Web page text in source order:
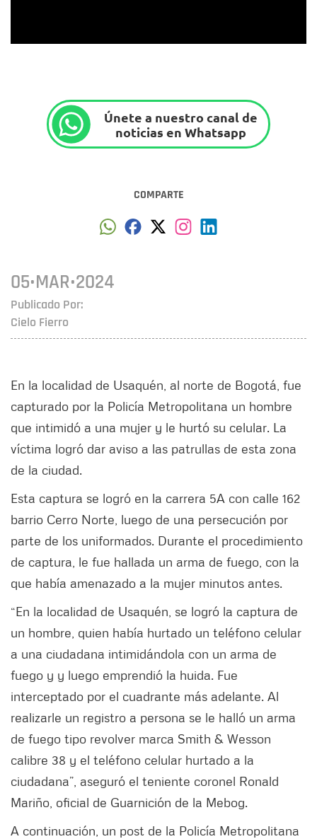
Únete a nuestro canal de
noticias en Whatsapp
COMPARTE
Publicado Por:
Cielo Fierro
05•MAR•2024
En la localidad de Usaquén, al norte de Bogotá, fue
capturado por la Policía Metropolitana un hombre
que intimidó a una mujer y le hurtó su celular. La
víctima logró dar aviso a las patrullas de esta zona
de la ciudad.
Esta captura se logró en la carrera 5A con calle 162
barrio Cerro Norte, luego de una persecución por
parte de los uniformados. Durante el procedimiento
de captura, le fue hallada un arma de fuego, con la
que había amenazado a la mujer minutos antes.
“En la localidad de Usaquén, se logró la captura de
un hombre, quien había hurtado un teléfono celular
a una ciudadana intimidándola con un arma de
fuego y y luego emprendió la huida. Fue
interceptado por el cuadrante más adelante. Al
realizarle un registro a persona se le halló un arma
de fuego tipo revolver marca Smith & Wesson
calibre 38 y el teléfono celular hurtado a la
ciudadana”, aseguró el teniente coronel Ronald
Mariño, oficial de Guarnición de la Mebog.
A continuación, un post de la Policía Metropolitana